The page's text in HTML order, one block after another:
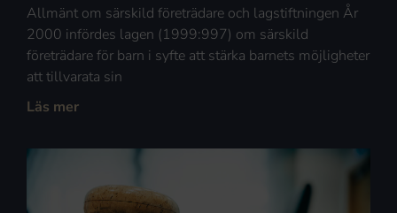
Allmänt om särskild företrädare och lagstiftningen År
2000 infördes lagen (1999:997) om särskild
företrädare för barn i syfte att stärka barnets möjligheter
att tillvarata sin
Läs mer